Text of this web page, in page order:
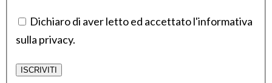
Dichiaro di aver letto ed accettato l'informativa
sulla privacy.